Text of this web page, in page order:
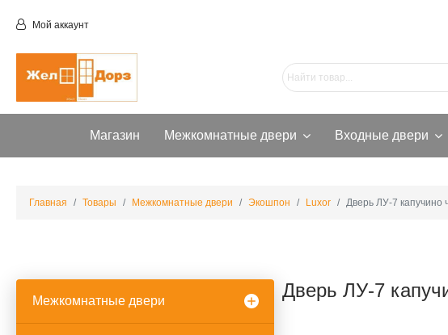
Мой аккаунт
Магазин Межкомнатные двери Входные двери
Главная Товары Межкомнатные двери Экошпон Luxor Дверь ЛУ-7 капучино
Межкомнатные двери Дверь ЛУ-7